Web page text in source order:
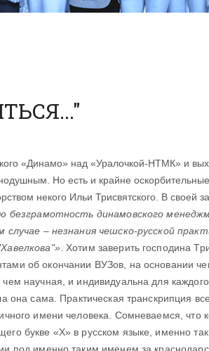
«Динамо» над «Уралочкой-НТМК» и
Но есть и крайне
некого Ильи Трисвятского. В своей
безграмотность динамовского
случае – незнания чешско-русской
. Хотим заверить господина
об окончании ВУЗов, на основании
научная, и индивидуальна для
она сама. Практическая транскрипция
имени человека. Сомневаемся, что
букве «Х» в русском языке, именно